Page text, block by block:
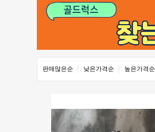
판매많은순 낮은가격순 높은가격순